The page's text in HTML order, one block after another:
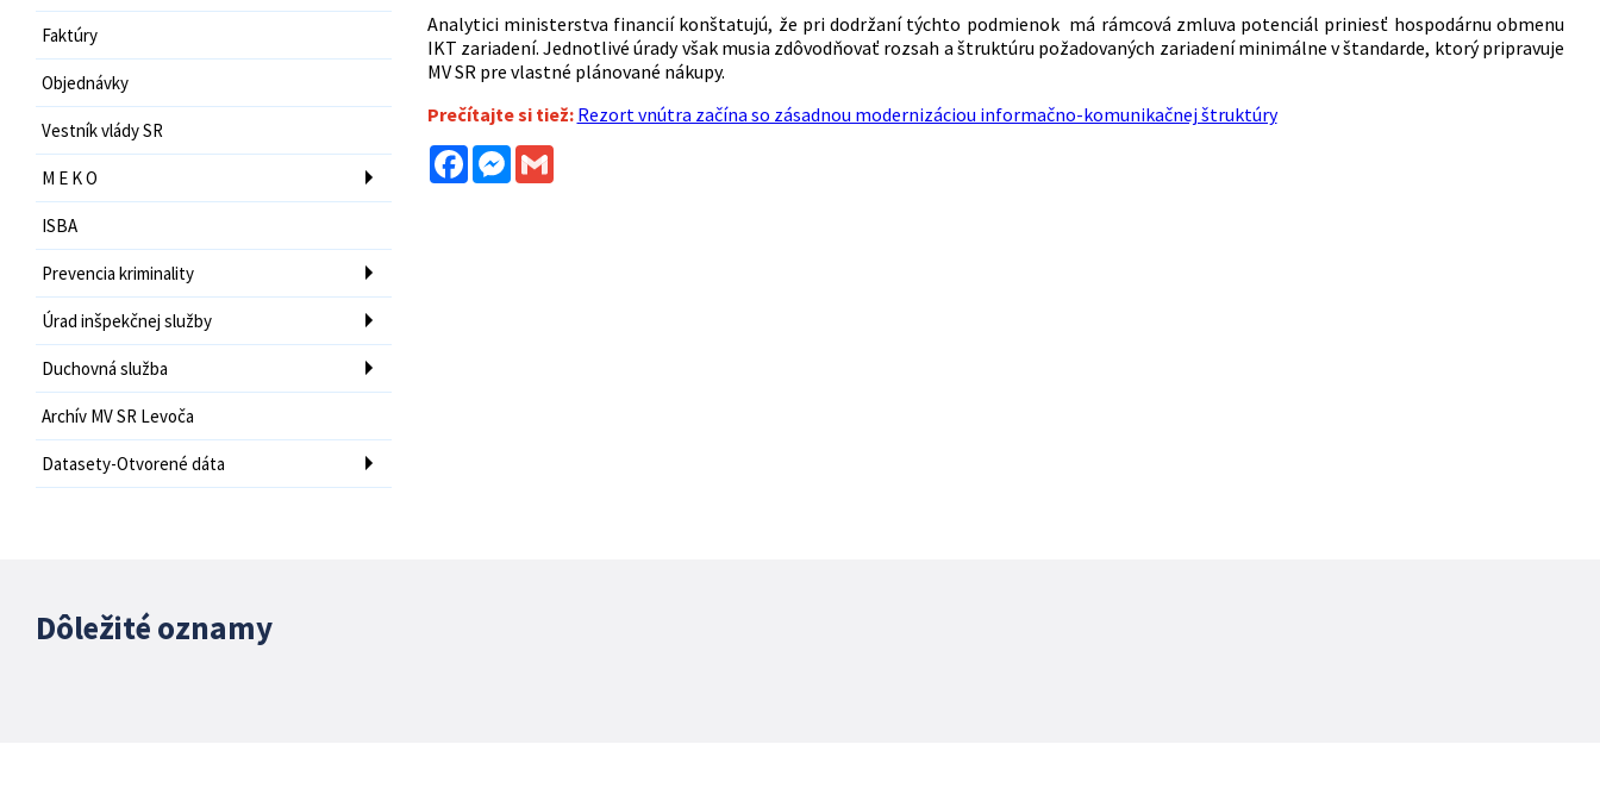
Faktúry
Objednávky
Vestník vlády SR
M E K O
ISBA
Prevencia kriminality
Úrad inšpekčnej služby
Duchovná služba
Archív MV SR Levoča
Datasety-Otvorené dáta
Analytici ministerstva financií konštatujú, že pri dodržaní týchto podmienok má rámcová zmluva potenciál priniesť hospodárnu obmenu
IKT zariadení. Jednotlivé úrady však musia zdôvodňovať rozsah a štruktúru požadovaných zariadení minimálne v štandarde, ktorý pripravuje
MV SR pre vlastné plánované nákupy.
Prečítajte si tiež: Rezort vnútra začína so zásadnou modernizáciou informačno-komunikačnej štruktúry
FacebookMessenger
Gmail
Dôležité oznamy